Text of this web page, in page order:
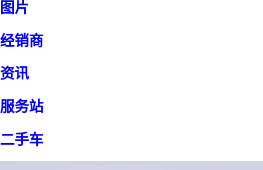
图片
经销商
资讯
服务站
二手车